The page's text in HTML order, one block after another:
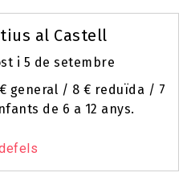
al Castell
i 5 de setembre
€ general / 8 € reduïda / 7
de 6 a 12 anys.